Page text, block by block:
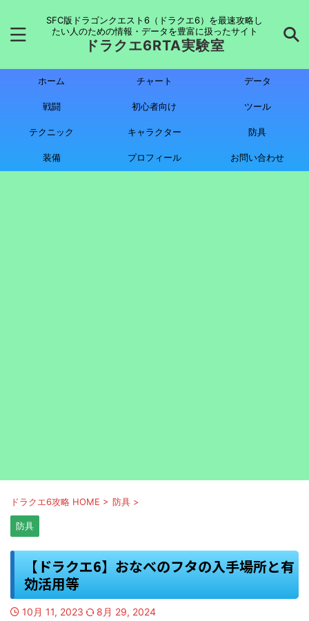
SFC版ドラゴンクエスト6（ドラクエ6）を最速攻略し
たい人のための情報・データを豊富に扱ったサイト
ドラクエ6RTA実験室
ホーム チャート データ
戦闘 初心者向け ツール
テクニック キャラクター 防具
装備 プロフィール お問い合わせ
ドラクエ6攻略 HOME > 防具 >
防具
【ドラクエ6】おなべのフタの入手場所と有
効活用等
10月 11, 2023 8月 29, 2024